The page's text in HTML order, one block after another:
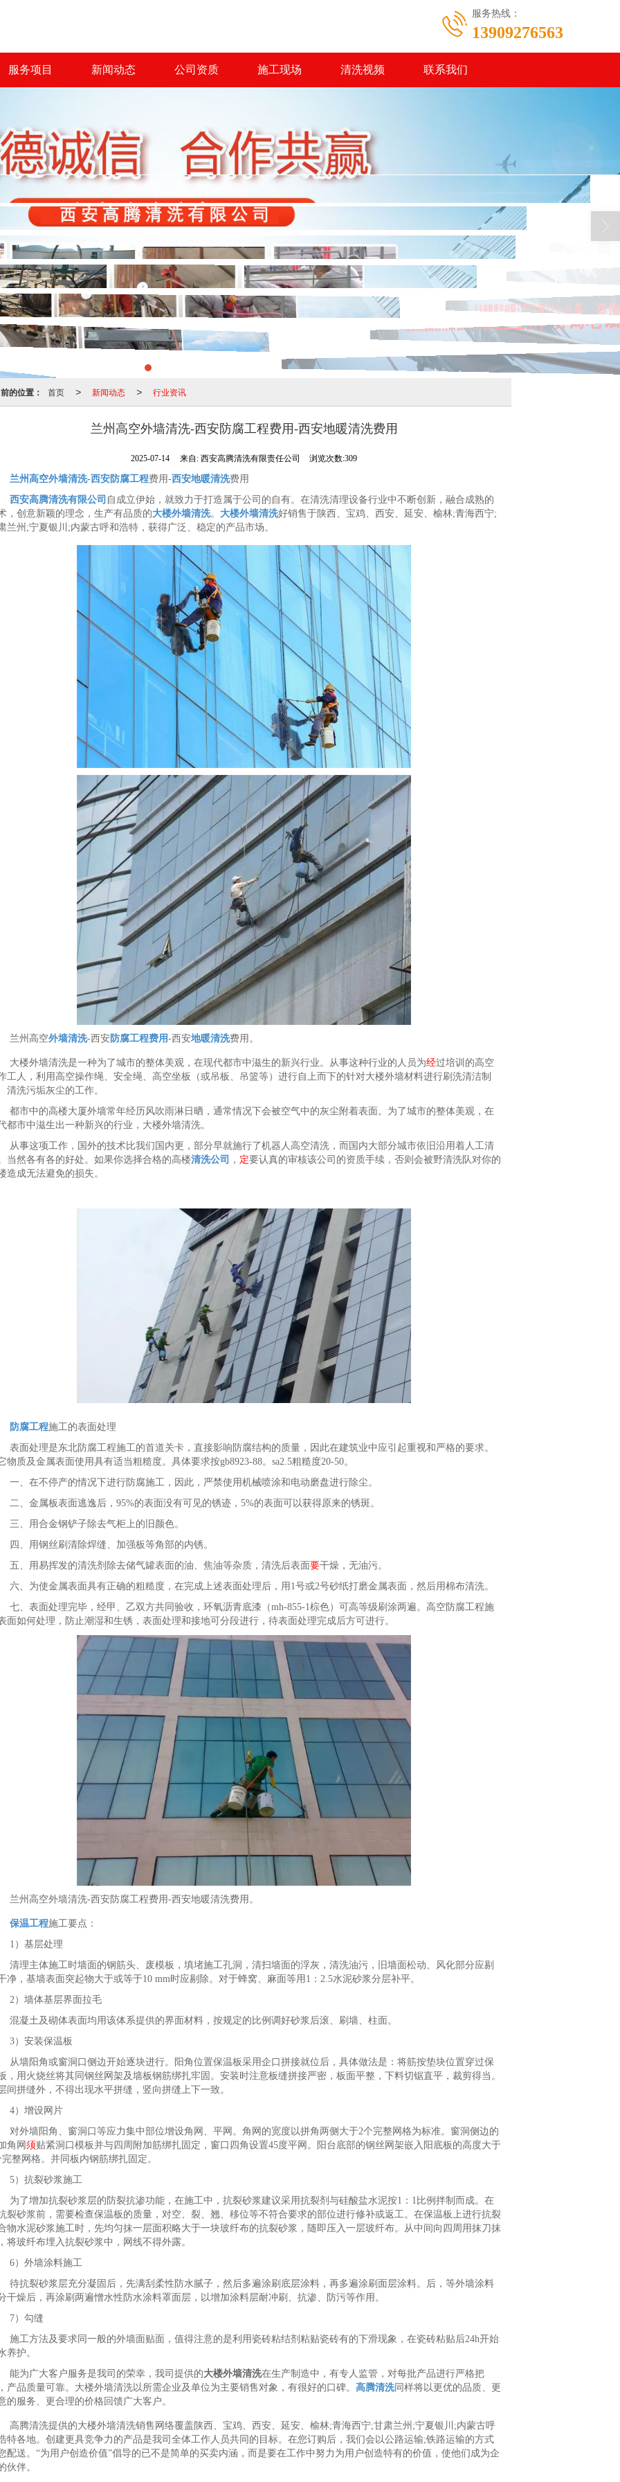
服务热线：
13909276563
服务项目 新闻动态 公司资质 施工现场 清洗视频 联系我们
的位置： 首页 > 新闻动态 > 行业资讯
兰州高空外墙清洗-西安防腐工程费用-西安地暖清洗费用
2025-07-14 来自:西安高腾清洗有限责任公司 浏览次数:309
兰州高空外墙清洗-西安防腐工程费用-西安地暖清洗费用
西安高腾清洗有限公司 自成立伊始，就致力于打造属于公司的自有。在清洗清理设备行业中不断创新，融合成熟的
，创意新颖的理念，生产有品质的大楼外墙清洗。 大楼外墙清洗好销售于陕西、宝鸡、西安、延安、榆林;青海西宁;
兰州;宁夏银川;内蒙古呼和浩特，获得广泛、稳定的产品市场。
兰州高空外墙清洗-西安防腐工程费用-西安地暖清洗费用。
大楼外墙清洗是一种为了城市的整体美观，在现代都市中滋生的新兴行业。从事这种行业的人员为经过培训的高空
工人，利用高空操作绳、安全绳、高空坐板（或吊板、吊篮等）进行自上而下的针对大楼外墙材料进行刷洗清洁制
清洗污垢灰尘的工作。
都市中的高楼大厦外墙常年经历风吹雨淋日晒，通常情况下会被空气中的灰尘附着表面。为了城市的整体美观，在
都市中滋生出一种新兴的行业，大楼外墙清洗。
从事这项工作，国外的技术比我们国内更，部分早就施行了机器人高空清洗，而国内大部分城市依旧沿用着人工清
当然各有各的好处。如果你选择合格的高楼清洗公司 ， 定要认真的审核该公司的资质手续，否则会被野清洗队对你的
造成无法避免的损失。
防腐工程施工的表面处理
表面处理是东北防腐工程施工的首道关卡，直接影响防腐结构的质量，因此在建筑业中应引起重视和严格的要求。
物质及金属表面使用具有适当粗糙度。具体要求按gb8923-88。sa2.5粗糙度20-50。
一、在不停产的情况下进行防腐施工，因此，严禁使用机械喷涂和电动磨盘进行除尘。
二、金属板表面逃逸后，95%的表面没有可见的锈迹，5%的表面可以获得原来的锈斑。
三、用合金钢铲子除去气柜上的旧颜色。
四、用钢丝刷清除焊缝、加强板等角部的内锈。
五、用易挥发的清洗剂除去储气罐表面的油、焦油等杂质，清洗后表面要干燥，无油污。
六、为使金属表面具有正确的粗糙度，在完成上述表面处理后，用1号或2号砂纸打磨金属表面，然后用棉布清洗。
七、表面处理完毕，经甲、乙双方共同验收，环氧沥青底漆（mh-855-1棕色）可高等级刷涂两遍。高空防腐工程施
面如何处理，防止潮湿和生锈，表面处理和接地可分段进行，待表面处理完成后方可进行。
兰州高空外墙清洗-西安防腐工程费用-西安地暖清洗费用。
保温工程施工要点：
1）基层处理
清理主体施工时墙面的钢筋头、废模板，填堵施工孔洞，清扫墙面的浮灰，清洗油污，旧墙面松动、风化部分应剔
净，基墙表面突起物大于或等于10 mm时应剔除。对于蜂窝、麻面等用1：2.5水泥砂浆分层补平。
2）墙体基层界面拉毛
混凝土及砌体表面均用该体系提供的界面材料，按规定的比例调好砂浆后滚、刷墙、柱面。
3）安装保温板
从墙阳角或窗洞口侧边开始逐块进行。阳角位置保温板采用企口拼接就位后，具体做法是：将筋按垫块位置穿过保
，用火烧丝将其同钢丝网架及墙板钢筋绑扎牢固。安装时注意板缝拼接严密，板面平整，下料切锯直平，裁剪得当。
间拼缝外，不得出现水平拼缝，竖向拼缝上下一致。
4）增设网片
对外墙阳角、窗洞口等应力集中部位增设角网、平网。角网的宽度以拼角两侧大于2个完整网格为标准。窗洞侧边的
角网 须贴紧洞口模板并与四周附加筋绑扎固定，窗口四角设置45度平网。阳台底部的钢丝网架嵌入阳底板的高度大于
完整网格。并同板内钢筋绑扎固定。
5）抗裂砂浆施工
为了增加抗裂砂浆层的防裂抗渗功能，在施工中，抗裂砂浆建议采用抗裂剂与硅酸盐水泥按1：1比例拌制而成。在
裂砂浆前，需要检查保温板的质量，对空、裂、翘、移位等不符合要求的部位进行修补或返工。在保温板上进行抗裂
物水泥砂浆施工时，先均匀抹一层面积略大于一块玻纤布的抗裂砂浆，随即压入一层玻纤布。从中间向四周用抹刀抹
将玻纤布埋入抗裂砂浆中，网线不得外露。
6）外墙涂料施工
待抗裂砂浆层充分凝固后，先满刮柔性防水腻子，然后多遍涂刷底层涂料，再多遍涂刷面层涂料。后，等外墙涂料
干燥后，再涂刷两遍憎水性防水涂料罩面层，以增加涂料层耐冲刷、抗渗、防污等作用。
7）勾缝
施工方法及要求同一般的外墙面贴面，值得注意的是利用瓷砖粘结剂粘贴瓷砖有的下滑现象，在瓷砖粘贴后24h开始
养护。
能为广大客户服务是我司的荣幸，我司提供的大楼外墙清洗在生产制造中，有专人监管，对每批产品进行严格把
产品质量可靠。大楼外墙清洗以所需企业及单位为主要销售对象，有很好的口碑。 高腾清洗同样将以更优的品质、更
的服务、更合理的价格回馈广大客户。
高腾清洗提供的大楼外墙清洗销售网络覆盖陕西、宝鸡、西安、延安、榆林;青海西宁;甘肃兰州;宁夏银川;内蒙古呼
特各地。创建更具竞争力的产品是我司全体工作人员共同的目标。在您订购后，我们会以公路运输;铁路运输的方式
配送。“为用户创造价值”倡导的已不是简单的买卖内涵，而是要在工作中努力为用户创造特有的价值，使他们成为企
伙伴。